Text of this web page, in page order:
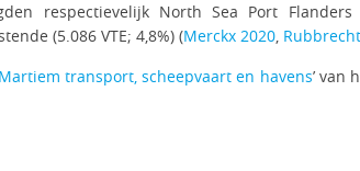
respectievelijk North Sea Port Flanders
(5.086 VTE; 4,8%) (Merckx 2020,
transport, scheepvaart en havens’ van